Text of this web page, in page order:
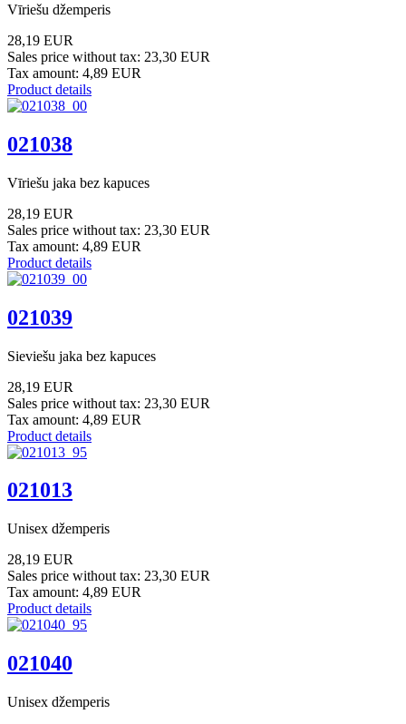
Vīriešu džemperis
28,19 EUR
Sales price without tax: 23,30 EUR
Tax amount: 4,89 EUR
Product details
021038
Vīriešu jaka bez kapuces
28,19 EUR
Sales price without tax: 23,30 EUR
Tax amount: 4,89 EUR
Product details
021039
Sieviešu jaka bez kapuces
28,19 EUR
Sales price without tax: 23,30 EUR
Tax amount: 4,89 EUR
Product details
021013
Unisex džemperis
28,19 EUR
Sales price without tax: 23,30 EUR
Tax amount: 4,89 EUR
Product details
021040
Unisex džemperis